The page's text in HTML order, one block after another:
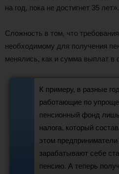
на год, пока не достигнет 35 лет».
Сложность в том, что
необходимому для получения
менялись, как и сумма выплат
К примеру, в разные
работающие по
пенсионный фонд
налога, который
этом
зарабатывают себе
пенсию. А теперь